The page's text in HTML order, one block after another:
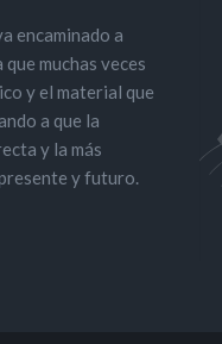
encaminado a
muchas veces
y el material que
a que la
y la más
y futuro.